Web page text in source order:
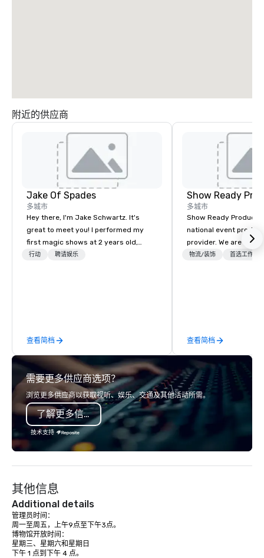
附近的供应商
Jake Of Spades
多城市
Hey there, I'm Jake Schwartz. It's
great to meet you! I performed my
first magic shows at 2 years old,
making my food “disappear” for my
magic. Suddenly, people weren’t
made to be the FOOL, they were PART
of a STORY. | Since then, I've won
international awards, appeared on
television over 70 times, performed in
3 World Tours with the most viral
sports team on the planet as The
Savannah Bananas’ Magician First
Base Coach, and subsequently
launched my very own theater tour -
"The Game Changing Magic Tour: The
Fans." | This personable, up-beat, and
experiential style of magic allowed me
to help companies listed on the
fortune-500, mom-and-pop
businesses, new start-ups, Major
League sports teams, World-Series
行动 聘请娱乐
查看简档
Show Ready
多城市
Show Ready
national event
provider. We are your
production partner
物流/装饰 首选工作人
查看简档
需要更多供应商选项？
浏览更多供应商以获取视听、娱乐、交通及其他活动所需。
了解更多信息
技术支持
其他信息
Additional details
管理员时间：
周一至周五，上午9点至下午3点。
博物馆开放时间：
星期三、星期六和星期日
下午 1 点到下午 4 点。